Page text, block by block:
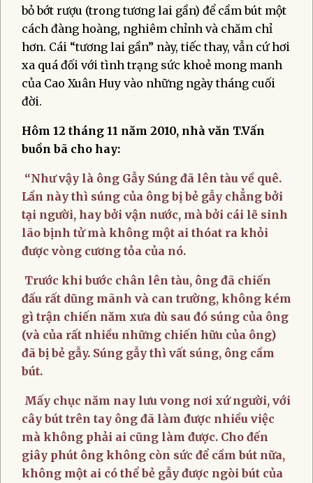
bỏ bớt rượu (trong tương lai gần) để cầm bút một
cách đàng hoàng, nghiêm chỉnh và chăm chỉ
hơn. Cái “tương lai gần” này, tiếc thay, vẫn cứ hơi
xa quá đối với tình trạng sức khoẻ mong manh
của Cao Xuân Huy vào những ngày tháng cuối
đời.
Hôm 12 tháng 11 năm 2010, nhà văn T.Vấn
buồn bã cho hay:
“Như vậy là ông Gẫy Súng đã lên tàu về quê.
Lần này thì súng của ông bị bẻ gẫy chẳng bởi
tại người, hay bởi vận nước, mà bởi cái lẽ sinh
lão bịnh tử mà không một ai thóat ra khỏi
được vòng cương tỏa của nó.
Trước khi bước chân lên tàu, ông đã chiến
đấu rất dũng mãnh và can trường, không kém
gì trận chiến năm xưa dù sau đó súng của ông
(và của rất nhiều những chiến hữu của ông)
đã bị bẻ gẫy. Súng gẫy thì vất súng, ông cầm
bút.
Mấy chục năm nay lưu vong nơi xứ người, với
cây bút trên tay ông đã làm được nhiều việc
mà không phải ai cũng làm được. Cho đến
giây phút ông không còn sức để cầm bút nữa,
không một ai có thể bẻ gẫy được ngòi bút của